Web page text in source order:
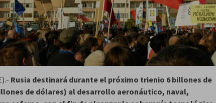
Rusia destinará durante el próximo trienio 6 billones de
de dólares) al desarrollo aeronáutico, naval,